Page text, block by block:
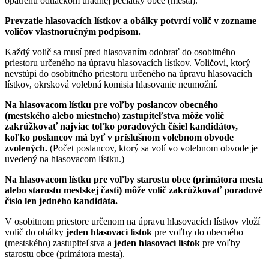
Prevzatie hlasovacích lístkov a obálky potvrdí volič v zozname
voličov vlastnoručným podpisom.
Každý volič sa musí pred hlasovaním odobrať do osobitného
priestoru určeného na úpravu hlasovacích lístkov. Voličovi, ktorý
nevstúpi do osobitného priestoru určeného na úpravu hlasovacích
lístkov, okrsková volebná komisia hlasovanie neumožní.
Na hlasovacom lístku pre voľby poslancov obecného
(mestského alebo miestneho) zastupiteľstva môže volič
zakrúžkovať najviac toľko poradových čísiel kandidátov,
koľko poslancov má byť v príslušnom volebnom obvode
zvolených. (Počet poslancov, ktorý sa volí vo volebnom obvode je
uvedený na hlasovacom lístku.)
Na hlasovacom lístku pre voľby starostu obce (primátora mesta
alebo starostu mestskej časti) môže volič zakrúžkovať poradové
číslo len jedného kandidáta.
V osobitnom priestore určenom na úpravu hlasovacích lístkov vloží
volič do obálky jeden hlasovací lístok pre voľby do obecného
(mestského) zastupiteľstva a jeden hlasovací lístok pre voľby
starostu obce (primátora mesta).